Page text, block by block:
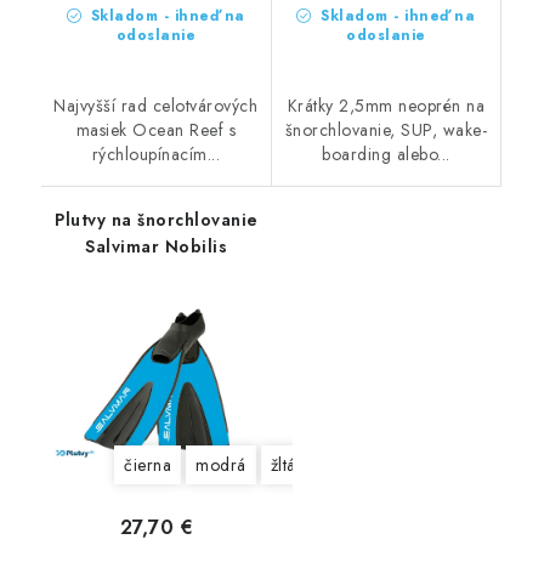
Skladom - ihneď na
odoslanie
Najvyšší rad celotvárových
masiek Ocean Reef s
rýchloupínacím...
Skladom - ihneď na
odoslanie
Krátky 2,5mm neoprén na
šnorchlovanie, SUP, wake-
boarding alebo...
Plutvy na šnorchlovanie
Salvimar Nobilis
čierna modrá žltá
27,70 €